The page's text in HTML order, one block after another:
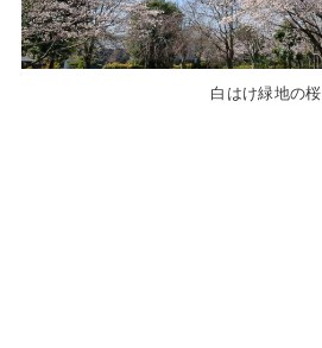
白はけ緑地の桜